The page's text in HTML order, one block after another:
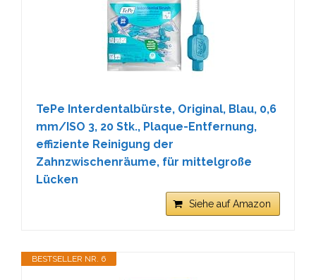
TePe Interdentalbürste, Original, Blau, 0,6
mm/ISO 3, 20 Stk., Plaque-Entfernung,
effiziente Reinigung der
Zahnzwischenräume, für mittelgroße
Lücken
Siehe auf Amazon
BESTSELLER NR. 6